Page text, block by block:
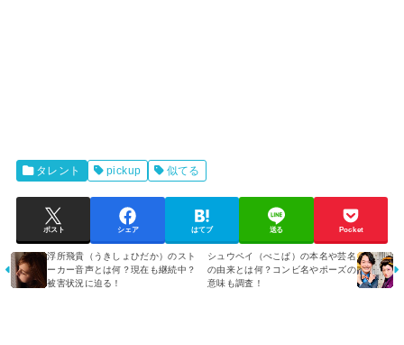
タレント pickup 似てる
ポスト シェア はてブ 送る Pocket
浮所飛貴（うきしょひだか）のスト
ーカー音声とは何？現在も継続中？
被害状況に迫る！
シュウペイ（ぺこぱ）の本名や芸名
の由来とは何？コンビ名やポーズの
意味も調査！